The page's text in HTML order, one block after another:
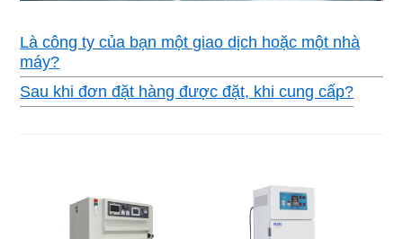
Là công ty của bạn một giao dịch hoặc một nhà
máy?
Sau khi đơn đặt hàng được đặt, khi cung cấp?